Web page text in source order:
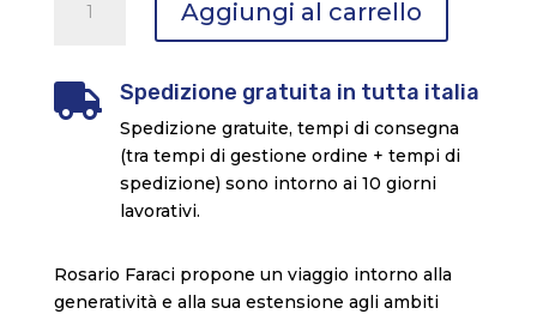
quantità
Aggiungi al carrello
 Spedizione gratuita in tutta italia
Spedizione gratuite, tempi di consegna
(tra tempi di gestione ordine + tempi di
spedizione) sono intorno ai 10 giorni
lavorativi.
Rosario Faraci propone un viaggio intorno alla
generatività e alla sua estensione agli ambiti